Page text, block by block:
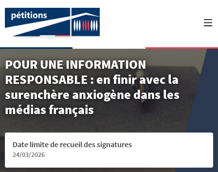
POUR UNE INFORMATION
RESPONSABLE : en finir avec la
surenchère anxiogène dans les
médias français
Date limite de recueil des signatures
24/03/2026